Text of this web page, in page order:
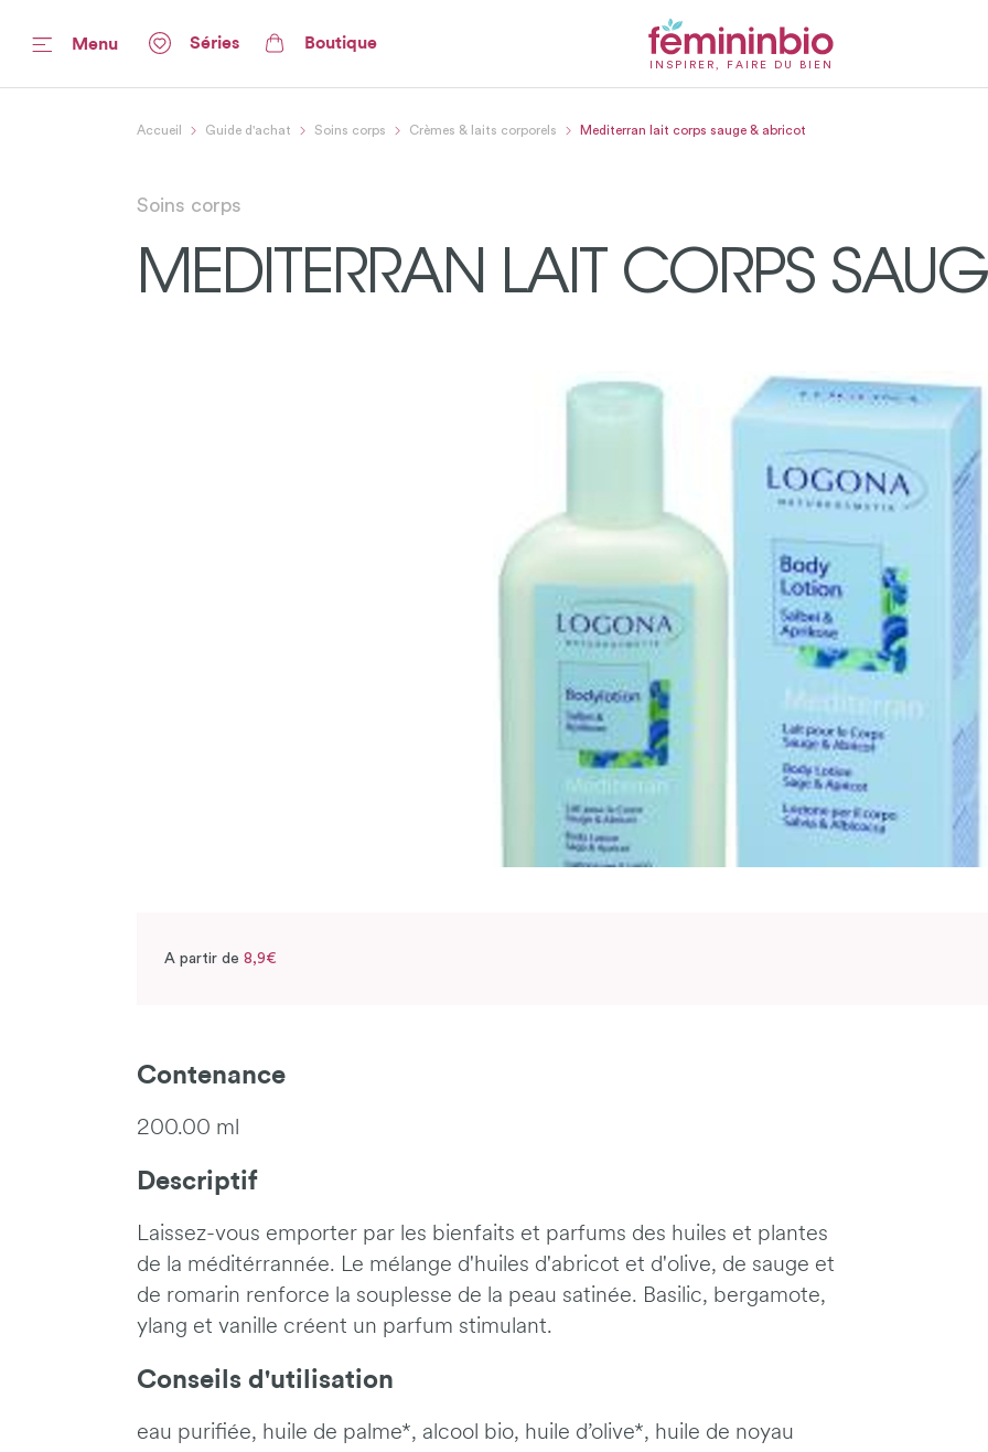
Menu Séries Boutique
INSPIRER, FAIRE DU BIEN
Accueil Guide d'achat Soins corps Crèmes & laits corporels Mediterran lait corps sauge & abricot
Soins corps
MEDITERRAN LAIT CORPS
A partir de 8,9€
Contenance
200.00 ml
Descriptif
Laissez-vous emporter par les bienfaits et parfums des huiles et plantes
de la méditérrannée. Le mélange d'huiles d'abricot et d'olive, de sauge et
de romarin renforce la souplesse de la peau satinée. Basilic, bergamote,
ylang et vanille créent un parfum stimulant.
Conseils d'utilisation
eau purifiée, huile de palme*, alcool bio, huile d’olive*, huile de noyau